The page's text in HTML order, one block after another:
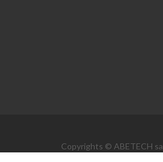
Copyrights © ABETECH sa